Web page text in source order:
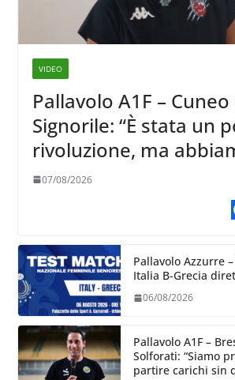
VIDEO
Pallavolo A1F – Cuneo
Signorile: “È stata un
rivoluzione, ma
chiare siu cosa
07/08/2026
Pallavolo Azzurre
Italia B-Grecia
06/08/2026
Pallavolo A1F –
Solforati: “Siamo
partire carichi sin